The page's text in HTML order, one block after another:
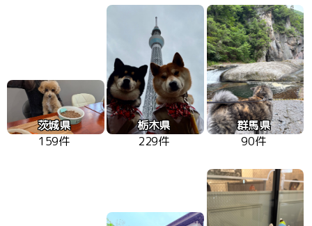
茨城県
159件
栃木県
229件
群馬県
90件